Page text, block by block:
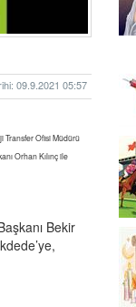
09.9.2021 05:57
Transfer Ofisi Müdürü
Orhan Kılınç ile
Bekir